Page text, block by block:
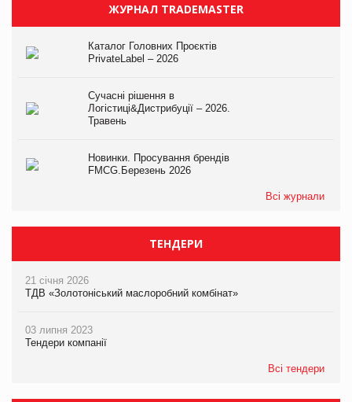
ЖУРНАЛ TRADEMASTER
Каталог Головних Проєктів
PrivateLabel – 2026
Сучасні рішення в
Логістиці&Дистрибуції – 2026.
Травень
Новинки. Просування брендів
FMCG.Березень 2026
Всі журнали
ТЕНДЕРИ
21 січня 2026
ТДВ «Золотоніський маслоробний комбінат»
03 липня 2023
Тендери компанії
Всі тендери